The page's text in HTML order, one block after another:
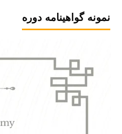
نمونه گواهینامه دوره